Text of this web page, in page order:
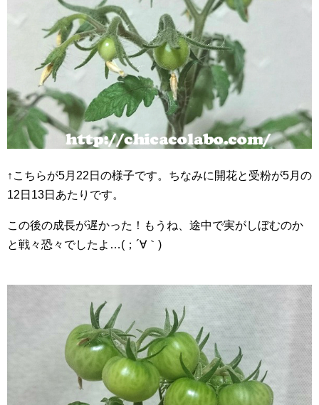
↑こちらが5月22日の様子です。ちなみに開花と受粉が5月の
12日13日あたりです。
この後の成長が遅かった！もうね、途中で実がしぼむのか
と戦々恐々でしたよ…(；´∀｀)